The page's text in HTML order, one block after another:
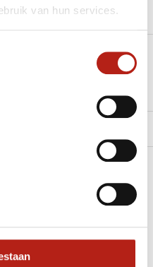
van hun services.
aantal nodig?
te vragen